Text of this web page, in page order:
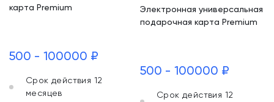
карта Premium
500 - 100000 ₽
Срок действия 12
месяцев
Электронная универсальная
подарочная карта Premium
500 - 100000 ₽
Срок действия 12